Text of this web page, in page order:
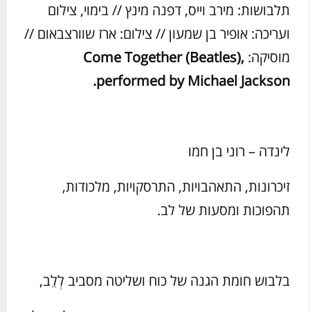
תלבושות: מירב וייס, דפנה מינץ // בימוי, צילום
ועריכה: אופיר בן שמעון // צילום: ארז שוורצבאום //
מוסיקה: Come Together (Beatles),
performed by Michael Jackson
.
לינדה – רוני בן חמו
זיכרונות, התאהבויות, התרסקויות, מלכודות,
תהפוכות ומסעות של לב.
בלבוש חומת הגנה של כוח ושליטה מסביב לְלֵב,